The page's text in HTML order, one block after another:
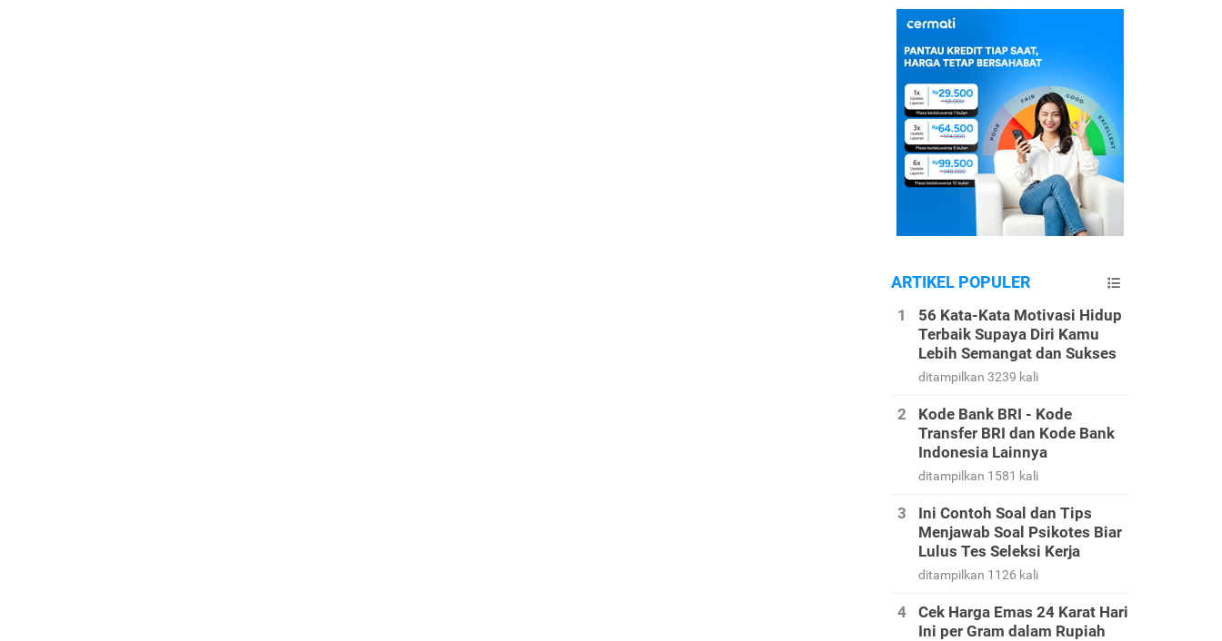
ARTIKEL POPULER
56 Kata-Kata Motivasi Hidup
Terbaik Supaya Diri Kamu
Lebih Semangat dan Sukses
ditampilkan 3239 kali
Kode Bank BRI - Kode
Transfer BRI dan Kode Bank
Indonesia Lainnya
ditampilkan 1581 kali
Ini Contoh Soal dan Tips
Menjawab Soal Psikotes Biar
Lulus Tes Seleksi Kerja
ditampilkan 1126 kali
Cek Harga Emas 24 Karat Hari
Ini per Gram dalam Rupiah